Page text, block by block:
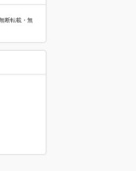
断転載・無